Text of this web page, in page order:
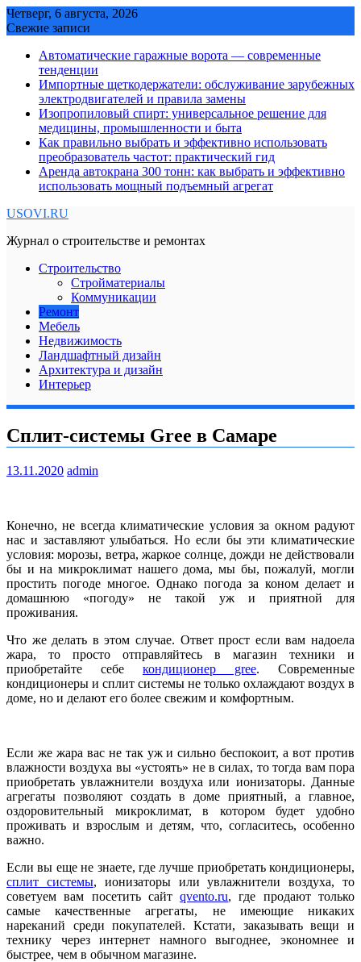
Skip
to
Четверг, 6 августа, 2026
Свежие записи
Автоматические гаражные ворота — современные
тенденции
Импортные щеткодержатели: обслуживание зарубежных
электродвигателей и правила замены
Изопропиловый спирт: универсальное решение для
медицины, промышленности и быта
Как правильно выбрать и эффективно использовать
преобразователь частот: практический гид
Аренда автокрана 300 тонн: как выбрать и эффективно
использовать мощный подъемный агрегат
USOVI.RU
Журнал о строительстве и ремонтах
Строительство
Стройматериалы
Коммуникации
Ремонт
Мебель
Недвижимость
Ландшафтный дизайн
Архитектура и дизайн
Интерьер
Сплит-системы Gree в Самаре
13.11.2020 admin
Конечно, не всегда климатические условия за окном радуют
нас и заставляют улыбаться. Но если бы эти климатические
условия: морозы, ветра, жаркое солнце, дожди не действовали
бы и на микроклимат нашего дома, мы бы, пожалуй, могли
простить погоде многое. Однако погода за коном делает и
домашнюю «погоду» не такой уж и приятной для
проживания.
Что же делать в этом случае. Ответ прост если вам надоела
жара, то просто отправляйтесь в магазин техники и
приобретайте себе кондиционер gree. Современные
кондиционеры и сплит системы не только охлаждают воздух в
доме, но и делают его более свежим и комфортным.
Если же жара вас не так уж и сильно беспокоит, а вот против
влажности воздуха вы «устоять» не в силах, то тогда вам пора
приобретать увлажнители воздуха или ионизаторы. Данные
агрегаты позволяют создать в доме приятный, а главное,
оздоровительный микроклимат, в котором будет удобно
проживать и взрослым и детям, что, согласитесь, особенно
важно.
Если вы еще не знаете, где лучше приобретать кондиционеры,
сплит системы, ионизаторы или увлажнители воздуха, то
советуем вам посетить сайтqvento.ru, где продают только
самые качественные агрегаты, не имеющие никаких
нареканий среди покупателей. Кстати, заказывать вещи и
технику через интернет намного выгоднее, экономнее и
быстрее, чем в обычном магазине.